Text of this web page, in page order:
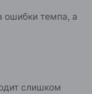
ошибки темпа, а
слишком